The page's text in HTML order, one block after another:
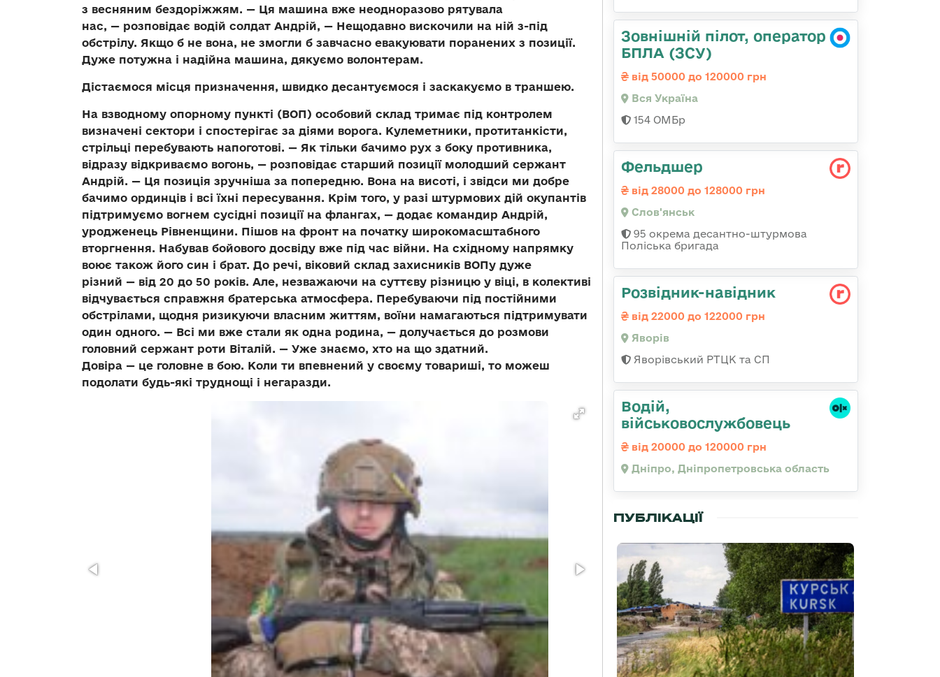
з весняним бездоріжжям. — Ця машина вже неодноразово рятувала
нас, — розповідає водій солдат Андрій, — Нещодавно вискочили на ній з-під
обстрілу. Якщо б не вона, не змогли б завчасно евакуювати поранених з позиції.
Дуже потужна і надійна машина, дякуємо волонтерам.
Дістаємося місця призначення, швидко десантуємося і заскакуємо в траншею.
На взводному опорному пункті (ВОП) особовий склад тримає під контролем
визначені сектори і спостерігає за діями ворога. Кулеметники, протитанкісти,
стрільці перебувають напоготові. — Як тільки бачимо рух з боку противника,
відразу відкриваємо вогонь, — розповідає старший позиції молодший сержант
Андрій. — Ця позиція зручніша за попередню. Вона на висоті, і звідси ми добре
бачимо ординців і всі їхні пересування. Крім того, у разі штурмових дій окупантів
підтримуємо вогнем сусідні позиції на флангах, — додає командир Андрій,
уродженець Рівненщини. Пішов на фронт на початку широкомасштабного
вторгнення. Набував бойового досвіду вже під час війни. На східному напрямку
воює також його син і брат. До речі, віковий склад захисників ВОПу дуже
різний — від 20 до 50 років. Але, незважаючи на суттєву різницю у віці, в колективі
відчувається справжня братерська атмосфера. Перебуваючи під постійними
обстрілами, щодня ризикуючи власним життям, воїни намагаються підтримувати
один одного. — Всі ми вже стали як одна родина, — долучається до розмови
головний сержант роти Віталій. — Уже знаємо, хто на що здатний.
Довіра — це головне в бою. Коли ти впевнений у своєму товариші, то можеш
подолати будь-які труднощі і негаразди.
Зовнішній пілот, оператор
БПЛА (ЗСУ)
від 50000 до 120000 грн
Вся Україна
154 ОМБр
Фельдшер
від 28000 до 128000 грн
Слов'янськ
95 окрема десантно-штурмова
Поліська бригада
Розвідник-навідник
від 22000 до 122000 грн
Яворів
Яворівський РТЦК та СП
Водій,
військовослужбовець
від 20000 до 120000 грн
Дніпро, Дніпропетровська область
ПУБЛІКАЦІЇ